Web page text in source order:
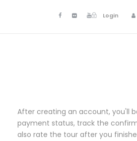
Login
After creating an account, you'll
payment status, track the
also rate the tour after you